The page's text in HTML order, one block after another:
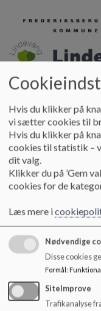
i
Hjem
Klik på
Dokumenter
Præsentation -
Hvis du klikker på
vi sætter cookies til
Hvis du klikker på
cookies til statistik –
dit valg.
Klikker du på ’Gem
cookies for de
Læs mere i
Nødvendige
Disse cookies
Formål:
SiteImprove
Trafikanalyse